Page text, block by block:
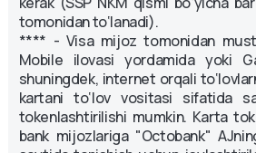
tomonidan to‘lanadi).
**** - Visa mijoz tomonidan
Mobile ilovasi yordamida yoki
shuningdek, internet orqali
kartani to‘lov vositasi sifatida
tokenlashtirilishi mumkin. Karta
bank mijozlariga "Octobank"